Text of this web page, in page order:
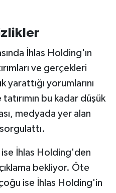
İhlas Holding'ın
ve gerçekleri
yarattığı yorumlarını
bu kadar düşük
medyada yer alan
ise İhlas Holding'den
bekliyor. Öte
ise İhlas Holding'in